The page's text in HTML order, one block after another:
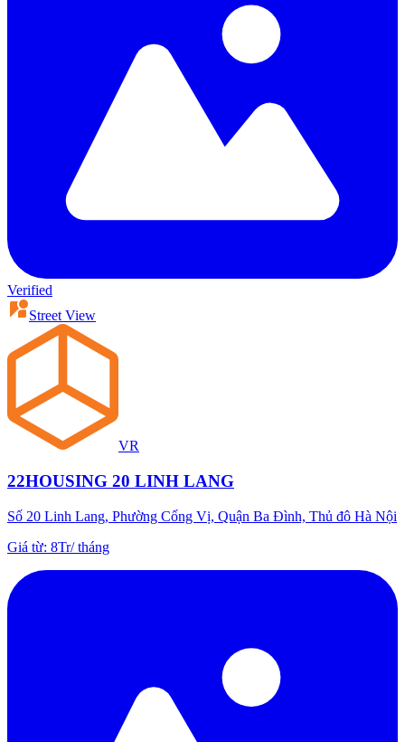
Verified
Street View
VR
22HOUSING 20 LINH LANG
Số 20 Linh Lang, Phường Cống Vị, Quận Ba Đình, Thủ đô Hà Nội
Giá từ: 8Tr/tháng